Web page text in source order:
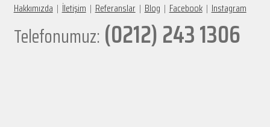
Hakkımızda|İletişim|Referanslar|Blog |Facebook|Instagram
Telefonumuz: (0212) 243 1306